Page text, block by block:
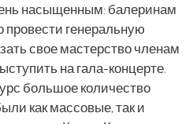
насыщенным: балеринам
генеральную
свое мастерство членам
на гала-концерте.
большое количество
как массовые, так и